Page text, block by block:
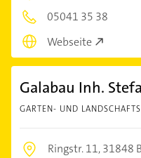
05041 35 38
Webseite
Galabau Inh.
GARTEN- UND
Ringstr. 11,31848